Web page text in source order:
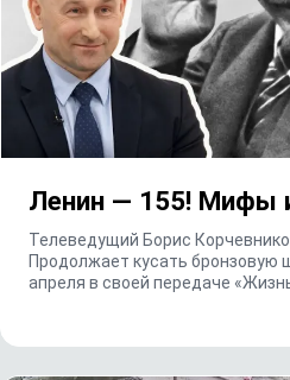
Ленин — 155! Мифы
Телеведущий Борис
Продолжает кусать бронзовую
апреля в своей передаче «Жизнь